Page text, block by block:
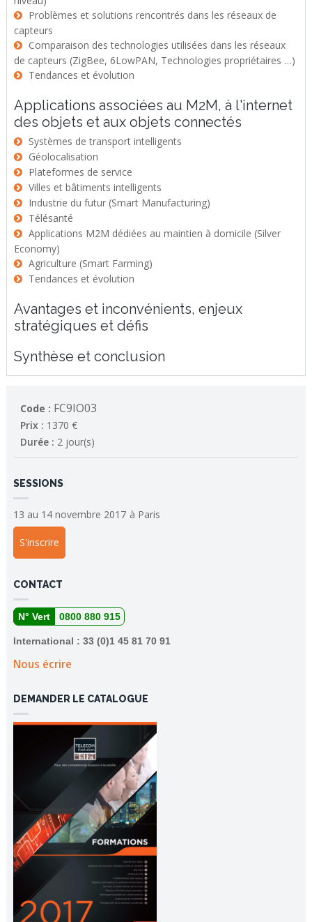
capteurs
de capteurs (ZigBee, 6LowPAN, Technologies propriétaires …)
Tendances et évolution
Applications associées au M2M, à l'internet
des objets et aux objets connectés
Systèmes de transport intelligents
Géolocalisation
Plateformes de service
Villes et bâtiments intelligents
Industrie du futur (Smart Manufacturing)
Télésanté
Economy)
Agriculture (Smart Farming)
Tendances et évolution
Avantages et inconvénients, enjeux
stratégiques et défis
Synthèse et conclusion
Code : FC9IO03
Prix : 1370 €
Durée : 2 jour(s)
SESSIONS
13 au 14 novembre 2017 à Paris
S'inscrire
CONTACT
N° Vert 0800 880 915
International : 33 (0)1 45 81 70 91
Nous écrire
DEMANDER LE CATALOGUE